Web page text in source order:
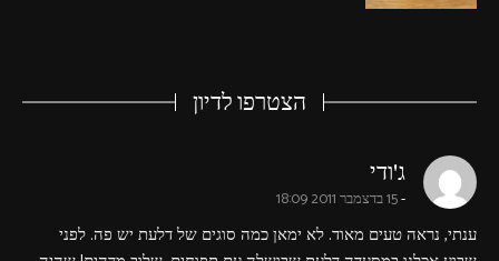
הצטרפו לדיון
ג'ודיsays:
15 בדצמבר 2011 18:09
ענתי, נראה טעים מאוד. לא ימאן כמה סוגים של דלעת יש פה. לפני